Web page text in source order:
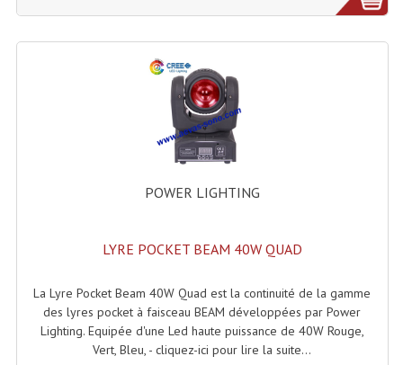
Laser Multi-Points
Lasers (Effets Volumetriques)
Lasers D'extérieur Multi-Points
Effets Lumineux, Effets Disco
Electronique Commande Light
Blocs De Puissance
POWER LIGHTING
LYRE POCKET BEAM 40W QUAD
La Lyre Pocket Beam 40W Quad est la continuité de la gamme
des lyres pocket à faisceau BEAM développées par Power
Lighting. Equipée d'une Led haute puissance de 40W Rouge,
Vert, Bleu, - cliquez-ici pour lire la suite...